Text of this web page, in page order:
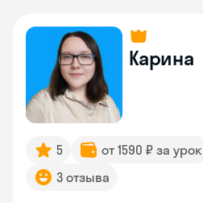
Карина
5 от 1590 ₽ за урок
3 отзыва